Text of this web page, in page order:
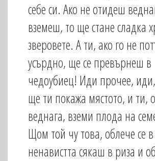
себе си. Ако не отидеш
вземеш, то ще стане сладка
зверовете. А ти, ако го не
усърдно, ще се превърнеш в
чедоубиец! Иди прочее,
ще ти покажа мястото, и ти,
веднага, вземи плода на
Щом той чу това, облече се в
ненавистта сякаш в риза и